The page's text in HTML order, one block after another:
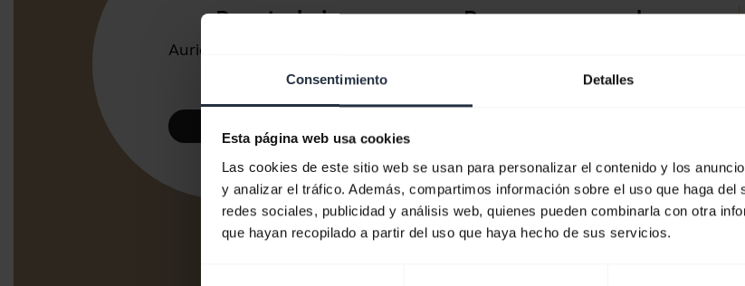
Consentimiento Detalles
Esta página web usa cookies
Las cookies de este sitio web se usan para personalizar el contenido y los
y analizar el tráfico. Además, compartimos información sobre el uso que haga del
redes sociales, publicidad y análisis web, quienes pueden combinarla con otra
que hayan recopilado a partir del uso que haya hecho de sus servicios.
Para trabajar
Auriculares y altavoces para la
oficina o call center.
Para uso personal
internos para llamadas,